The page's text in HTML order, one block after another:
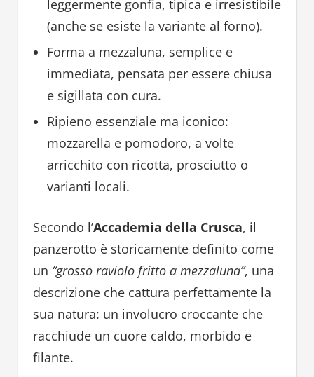
leggermente gonfia, tipica e irresistibile
(anche se esiste la variante al forno).
Forma a mezzaluna, semplice e
immediata, pensata per essere chiusa
e sigillata con cura.
Ripieno essenziale ma iconico:
mozzarella e pomodoro, a volte
arricchito con ricotta, prosciutto o
varianti locali.
Secondo l’Accademia della Crusca, il
panzerotto è storicamente definito come
un “grosso raviolo fritto a mezzaluna”, una
descrizione che cattura perfettamente la
sua natura: un involucro croccante che
racchiude un cuore caldo, morbido e
filante.